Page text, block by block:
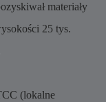
materiały
25 tys.
(lokalne